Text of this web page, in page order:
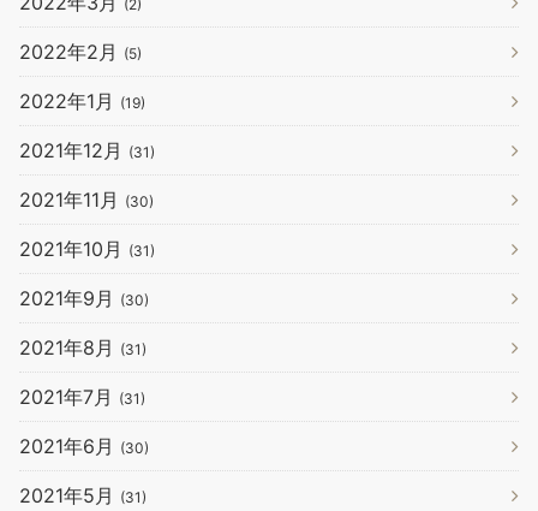
(2)
2022年2月 (5)
2022年1月 (19)
2021年12月 (31)
2021年11月 (30)
2021年10月 (31)
2021年9月 (30)
2021年8月 (31)
2021年7月 (31)
2021年6月 (30)
2021年5月 (31)